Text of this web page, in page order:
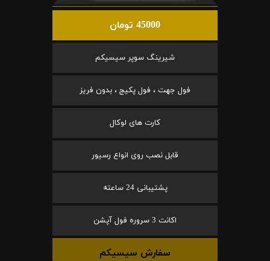
45000 تومان
شیرینگ سوپر سیسیکم
فول جهت ، فول پکیج ، بدون فریز
کارت های لوکال
قابل نصب روی انواع رسیور
پشتیبانی 24 ساعته
اکانت 3 سروره فول آپشن
سفارش سیسیکم